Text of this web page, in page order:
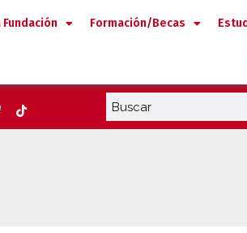
Fundación Formación/Becas